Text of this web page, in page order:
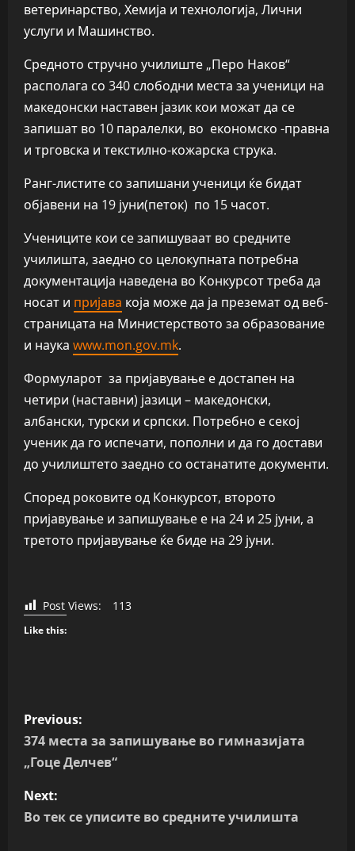
ветеринарство, Хемија и технологија, Лични
услуги и Машинство.
Средното стручно училиште „Перо Наков“
располага со 340 слободни места за ученици на
македонски наставен јазик кои можат да се
запишат во 10 паралелки, во економско -правна
и трговска и текстилно-кожарска струка.
Ранг-листите со запишани ученици ќе бидат
објавени на 19 јуни(петок) по 15 часот.
Учениците кои се запишуваат во средните
училишта, заедно со целокупната потребна
документација наведена во Конкурсот треба да
носат и пријава која може да ја преземат од веб-
страницата на Министерството за образование
и наука www.mon.gov.mk.
Формуларот за пријавување е достапен на
четири (наставни) јазици – македонски,
албански, турски и српски. Потребно е секој
ученик да го испечати, пополни и да го достави
до училиштето заедно со останатите документи.
Според роковите од Конкурсот, второто
пријавување и запишување е на 24 и 25 јуни, а
третото пријавување ќе биде на 29 јуни.
Post Views: 113
Like this:
P
o
s
t
Previous:
374 места за запишување во гимназијата
„Гоце Делчев“
Next:
Во тек се уписите во средните училишта